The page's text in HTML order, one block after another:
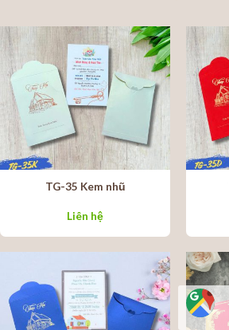
TG-35 Kem nhũ
Liên hệ